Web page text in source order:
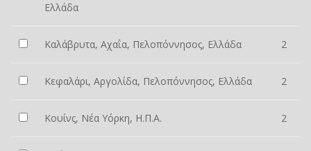
Ελλάδα
Καλάβρυτα, Αχαΐα, Πελοπόννησος, Ελλάδα 2
Κεφαλάρι, Αργολίδα, Πελοπόννησος, Ελλάδα 2
Κουίνς, Νέα Υόρκη, Η.Π.Α. 2